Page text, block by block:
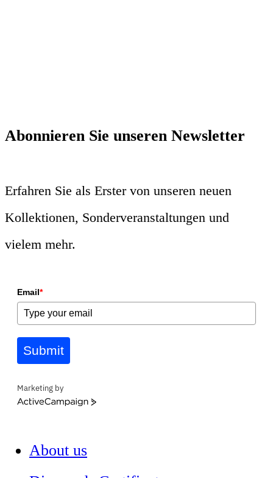
Abonnieren Sie unseren Newsletter
Erfahren Sie als Erster von unseren neuen
Kollektionen, Sonderveranstaltungen und
vielem mehr.
Email*
Submit
Marketing by
ActiveCampaign
About us